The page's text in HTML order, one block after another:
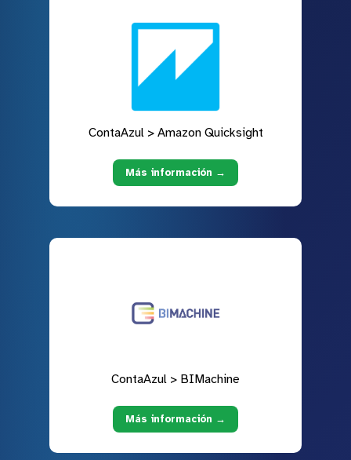
ContaAzul > Amazon Quicksight
Más información →
ContaAzul > BIMachine
Más información →